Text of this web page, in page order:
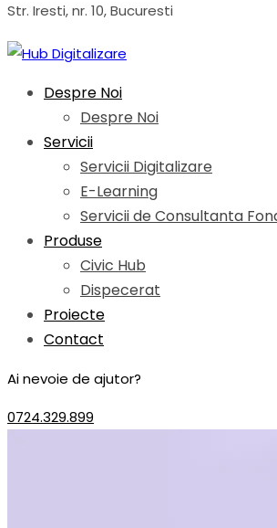
Str. Iresti, nr. 10, Bucuresti
Despre Noi
Despre Noi
Servicii
Servicii Digitalizare
E-Learning
Servicii de Consultanta
Produse
Civic Hub
Dispecerat
Proiecte
Contact
Ai nevoie de ajutor?
0724.329.899